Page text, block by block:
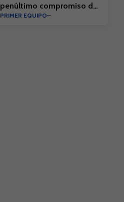
penúltimo compromiso de
la pretemporada
PRIMER EQUIPO